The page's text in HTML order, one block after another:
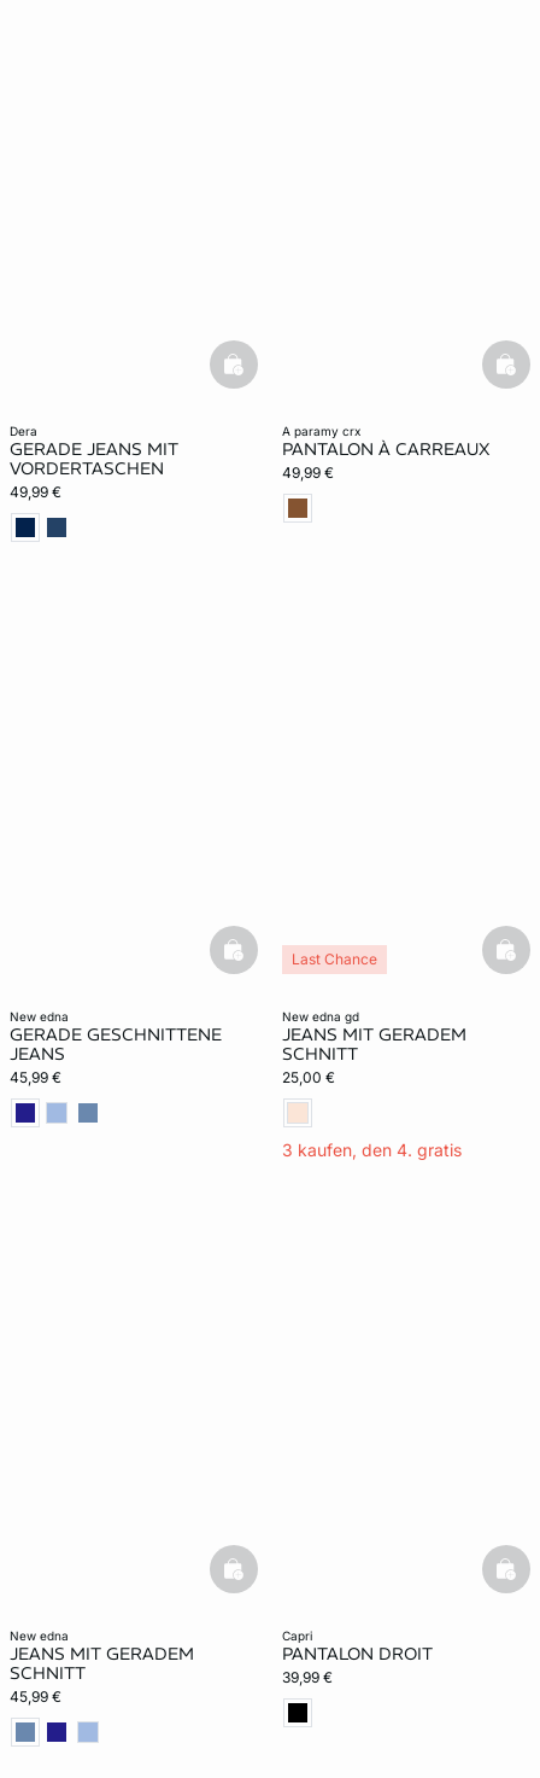
dera
GERADE JEANS MIT
VORDERTASCHEN
49,99 €
basketfull
a paramy crx
PANTALON À CARREAUX
49,99 €
new edna
GERADE GESCHNITTENE
JEANS
45,99 €
basketfull
new edna gd
JEANS MIT GERADEM
SCHNITT
25,00 €
3 kaufen, den 4. gratis
Last Chance
new edna
JEANS MIT GERADEM
SCHNITT
45,99 €
basketfull
capri
PANTALON DROIT
39,99 €